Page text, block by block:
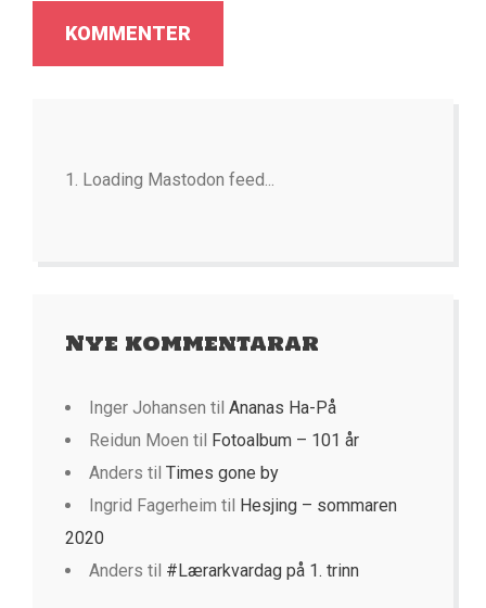
Loading Mastodon feed...
Nye kommentarar
Inger Johansen til Ananas Ha-På
Reidun Moen til Fotoalbum – 101 år
Anders til Times gone by
Ingrid Fagerheim til Hesjing – sommaren
2020
Anders til #Lærarkvardag på 1. trinn